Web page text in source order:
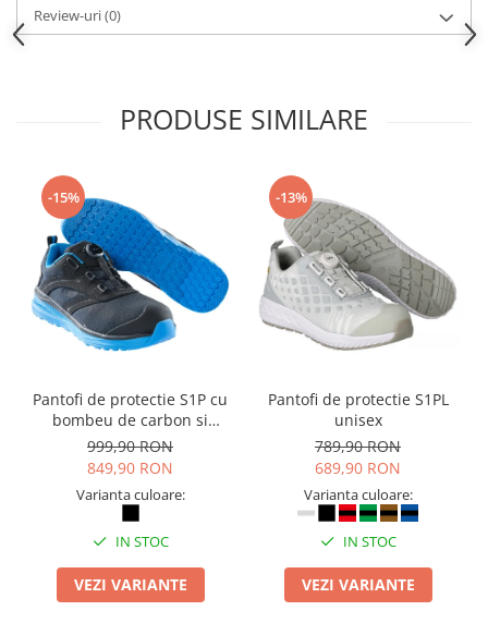
Protectia muncii si Imbracaminte
Imbracaminte
Bluze & Pulovere
Pantaloni cu pieptar
Hanorace
Jachete
Impermeabile
Veste
Reflectorizante
Incaltaminte de lucru si protectie
Incaltaminte de oras si munte
Echipamente medicale
Manusi de protectie
Accesorii pentru protectia capului
Antifoane
Review-uri(0)
PRODUSE SIMILARE
-15%
Pantofi de protectie S1P cu
bombeu de carbon si
inchidere BOAÂ® Fit
999,90 RON
849,90 RON
Varianta culoare:
IN STOC
VEZI VARIANTE
-13%
Pantofi de protectie S1PL
unisex
789,90 RON
689,90 RON
Varianta culoare:
IN STOC
VEZI VARIANTE